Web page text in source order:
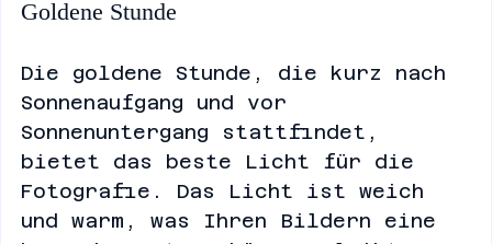
Die goldene Stunde, die kurz nach
Sonnenaufgang und vor
Sonnenuntergang stattfindet,
bietet das beste Licht für die
Fotografie. Das Licht ist weich